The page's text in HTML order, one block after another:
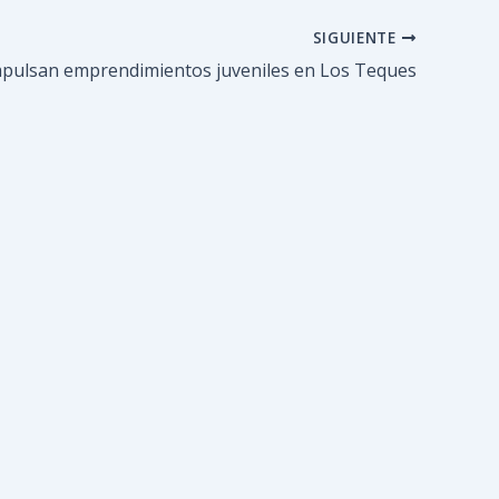
SIGUIENTE
emprendimientos juveniles en Los Teques